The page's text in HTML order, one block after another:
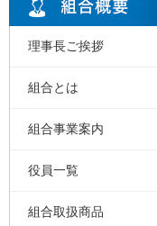
理事長ご挨拶
組合とは
組合事業案内
役員一覧
組合取扱商品